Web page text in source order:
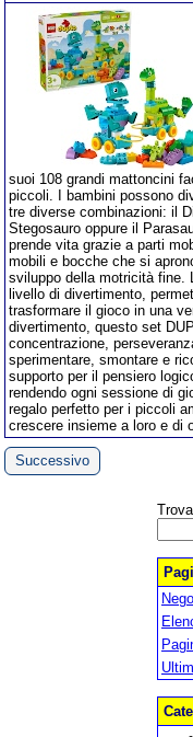
suoi 108 grandi mattoncini
piccoli. I bambini possono
tre diverse combinazioni: il
Stegosauro oppure il
prende vita grazie a parti
mobili e bocche che si
sviluppo della motricità fine.
livello di divertimento,
trasformare il gioco in una
divertimento, questo set
concentrazione,
sperimentare, smontare e
supporto per il pensiero
rendendo ogni sessione di
regalo perfetto per i piccoli
crescere insieme a loro e di
Successivo